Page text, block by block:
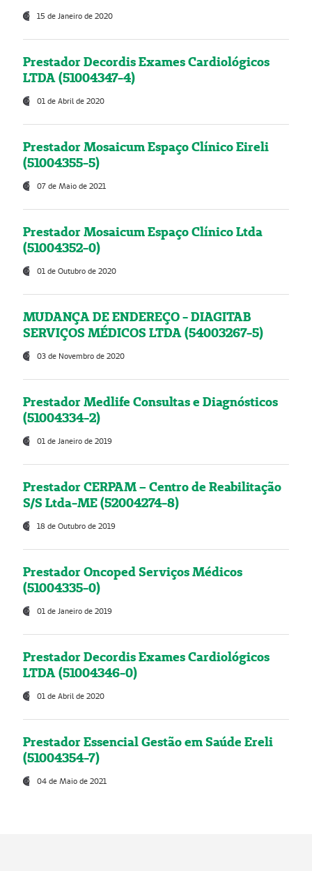
15 de Janeiro de 2020
Prestador Decordis Exames Cardiológicos
LTDA (51004347-4)
01 de Abril de 2020
Prestador Mosaicum Espaço Clínico Eireli
(51004355-5)
07 de Maio de 2021
Prestador Mosaicum Espaço Clínico Ltda
(51004352-0)
01 de Outubro de 2020
MUDANÇA DE ENDEREÇO - DIAGITAB
SERVIÇOS MÉDICOS LTDA (54003267-5)
03 de Novembro de 2020
Prestador Medlife Consultas e Diagnósticos
(51004334-2)
01 de Janeiro de 2019
Prestador CERPAM – Centro de Reabilitação
S/S Ltda-ME (52004274-8)
18 de Outubro de 2019
Prestador Oncoped Serviços Médicos
(51004335-0)
01 de Janeiro de 2019
Prestador Decordis Exames Cardiológicos
LTDA (51004346-0)
01 de Abril de 2020
Prestador Essencial Gestão em Saúde Ereli
(51004354-7)
04 de Maio de 2021